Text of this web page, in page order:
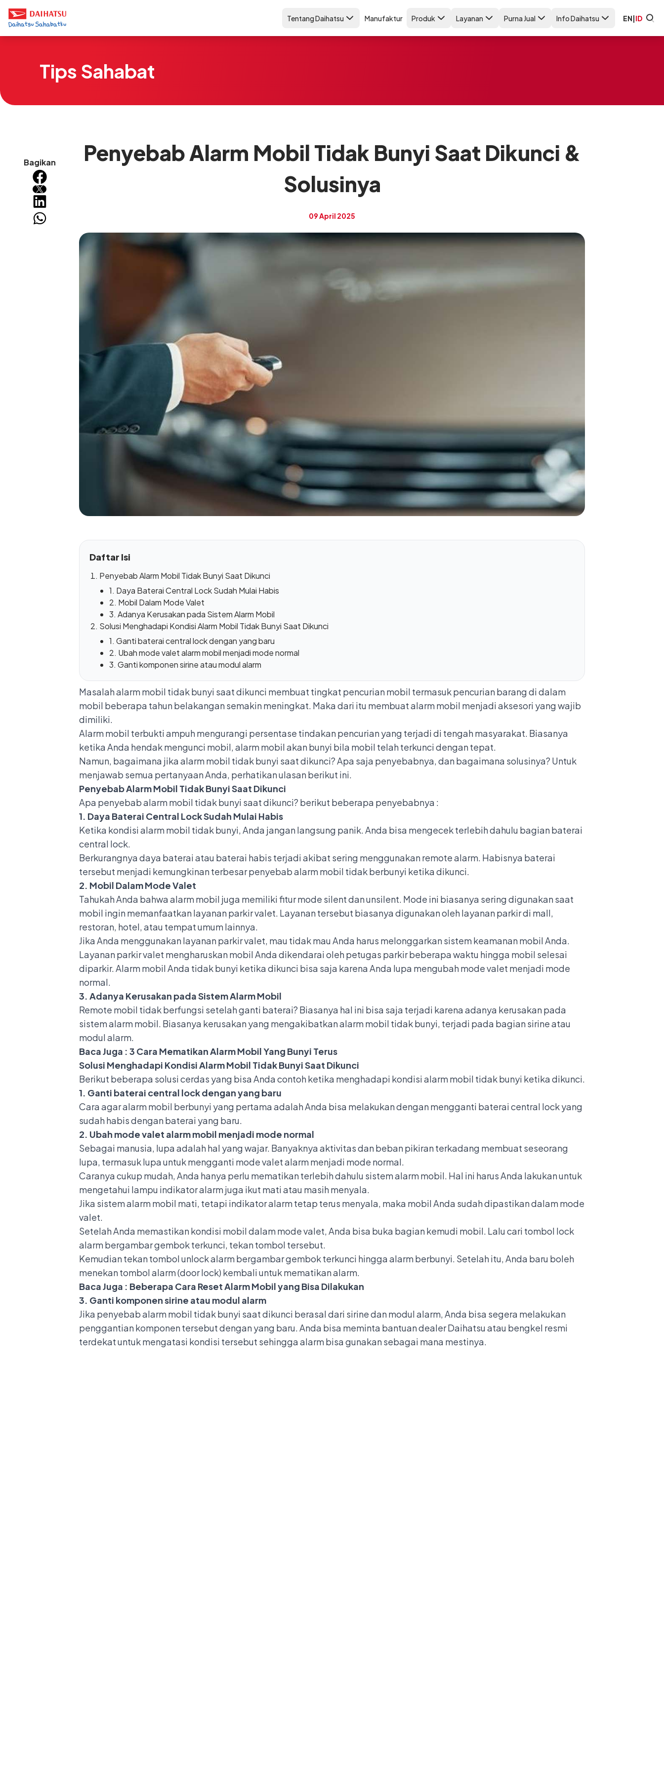
Tentang Daihatsu Manufaktur Produk Layanan Purna Jual Info Daihatsu EN|ID
Tips Sahabat
Bagikan
Penyebab Alarm Mobil Tidak Bunyi Saat Dikunci &
Solusinya
09 April 2025
Daftar Isi
Penyebab Alarm Mobil Tidak Bunyi Saat Dikunci
1. Daya Baterai Central Lock Sudah Mulai Habis
2. Mobil Dalam Mode Valet
3. Adanya Kerusakan pada Sistem Alarm Mobil
Solusi Menghadapi Kondisi Alarm Mobil Tidak Bunyi Saat Dikunci
1. Ganti baterai central lock dengan yang baru
2. Ubah mode valet alarm mobil menjadi mode normal
3. Ganti komponen sirine atau modul alarm
Masalah alarm mobil tidak bunyi saat dikunci membuat tingkat pencurian mobil termasuk pencurian barang di dalam
mobil beberapa tahun belakangan semakin meningkat. Maka dari itu membuat alarm mobil menjadi aksesori yang wajib
dimiliki.
Alarm mobil terbukti ampuh mengurangi persentase tindakan pencurian yang terjadi di tengah masyarakat. Biasanya
ketika Anda hendak mengunci mobil, alarm mobil akan bunyi bila mobil telah terkunci dengan tepat.
Namun, bagaimana jika alarm mobil tidak bunyi saat dikunci? Apa saja penyebabnya, dan bagaimana solusinya? Untuk
menjawab semua pertanyaan Anda, perhatikan ulasan berikut ini.
Penyebab Alarm Mobil Tidak Bunyi Saat Dikunci
Apa penyebab alarm mobil tidak bunyi saat dikunci? berikut beberapa penyebabnya :
1. Daya Baterai Central Lock Sudah Mulai Habis
Ketika kondisi alarm mobil tidak bunyi, Anda jangan langsung panik. Anda bisa mengecek terlebih dahulu bagian baterai
central lock.
Berkurangnya daya baterai atau baterai habis terjadi akibat sering menggunakan remote alarm. Habisnya baterai
tersebut menjadi kemungkinan terbesar penyebab alarm mobil tidak berbunyi ketika dikunci.
2. Mobil Dalam Mode Valet
Tahukah Anda bahwa alarm mobil juga memiliki fiturmode silent dan unsilent. Mode ini biasanya sering digunakan saat
mobil ingin memanfaatkan layanan parkir valet. Layanan tersebut biasanya digunakan oleh layanan parkir di mall,
restoran, hotel, atau tempat umum lainnya.
Jika Anda menggunakan layanan parkir valet, mau tidak mau Anda harus melonggarkan sistem keamanan mobil Anda.
Layanan parkir valet mengharuskan mobil Anda dikendarai oleh petugas parkir beberapa waktu hingga mobil selesai
diparkir. Alarm mobil Anda tidak bunyi ketika dikunci bisa saja karena Anda lupa mengubah mode valet menjadi mode
normal.
3. Adanya Kerusakan pada Sistem Alarm Mobil
Remote mobil tidak berfungsi setelah ganti baterai? Biasanya hal ini bisa saja terjadi karena adanya kerusakan pada
sistem alarm mobil. Biasanya kerusakan yang mengakibatkan alarm mobil tidak bunyi, terjadi pada bagian sirine atau
modul alarm.
Baca Juga : 3 Cara Mematikan Alarm Mobil Yang Bunyi Terus
Solusi Menghadapi Kondisi Alarm Mobil Tidak Bunyi Saat Dikunci
Berikut beberapa solusi cerdas yang bisa Anda contoh ketika menghadapi kondisi alarm mobil tidak bunyi ketika dikunci.
1. Ganti baterai central lock dengan yang baru
Cara agar alarm mobil berbunyi yang pertama adalah Anda bisa melakukan dengan mengganti baterai central lock yang
sudah habis dengan baterai yang baru.
2. Ubah mode valet alarm mobil menjadi mode normal
Sebagai manusia, lupa adalah hal yang wajar. Banyaknya aktivitas dan beban pikiran terkadang membuat seseorang
lupa, termasuk lupa untuk mengganti mode valet alarm menjadi mode normal.
Caranya cukup mudah, Anda hanya perlu mematikan terlebih dahulu sistem alarm mobil. Hal ini harus Anda lakukan untuk
mengetahui lampu indikator alarm juga ikut mati atau masih menyala.
Jika sistem alarm mobil mati, tetapi indikator alarm tetap terus menyala, maka mobil Anda sudah dipastikan dalam mode
valet.
Setelah Anda memastikan kondisi mobil dalam mode valet, Anda bisa buka bagian kemudi mobil. Lalu cari tombol lock
alarm bergambar gembok terkunci, tekan tombol tersebut.
Kemudian tekan tombol unlock alarm bergambar gembok terkunci hingga alarm berbunyi. Setelah itu, Anda baru boleh
menekan tombol alarm (door lock) kembali untuk mematikan alarm.
Baca Juga : Beberapa Cara Reset Alarm Mobil yang Bisa Dilakukan
3. Ganti komponen sirine atau modul alarm
Jika penyebab alarm mobil tidak bunyi saat dikunci berasal dari sirine dan modul alarm, Anda bisa segera melakukan
penggantian komponen tersebut dengan yang baru.Anda bisa meminta bantuan dealer Daihatsu atau bengkel resmi
terdekat untuk mengatasi kondisi tersebut sehingga alarm bisa gunakan sebagai mana mestinya.